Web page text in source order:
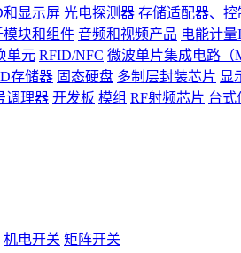
和显示屏 光电探测器 存储适配器、控
模块和组件 音频和视频产品 电能计量
单元 RFID/NFC 微波单片集成电路（
存储器 固态硬盘 多制层封装芯片 显
调理器 开发板 模组 RF射频芯片 台式
机电开关 矩阵开关